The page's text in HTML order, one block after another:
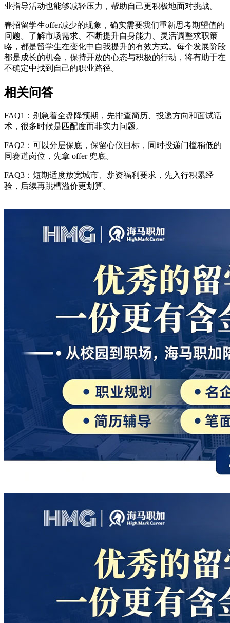
业指导活动也能够减轻压力，帮助自己更积极地面对挑战。
春招留学生offer减少的现象，确实需要我们重新思考期望值的
问题。了解市场需求、不断提升自身能力、灵活调整求职策
略，都是留学生在变化中自我提升的有效方式。每个发展阶段
都是成长的机会，保持开放的心态与积极的行动，将有助于在
不确定中找到自己的职业路径。
相关问答
FAQ1：别急着全盘降预期，先排查简历、投递方向和面试话
术，很多时候是匹配度而非实力问题。
FAQ2：可以分层保底，保留心仪目标，同时投递门槛稍低的
同赛道岗位，先拿 offer 兜底。
FAQ3：短期适度放宽城市、薪资福利要求，先入行积累经
验，后续再跳槽溢价更划算。